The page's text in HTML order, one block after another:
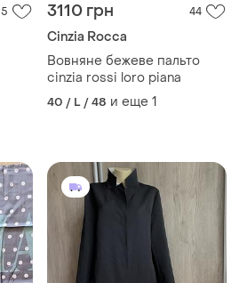
5 3110 грн 44
Cinzia Rocca
Вовняне бежеве пальто
cinzia rossi loro piana
40 / L / 48 и еще 1